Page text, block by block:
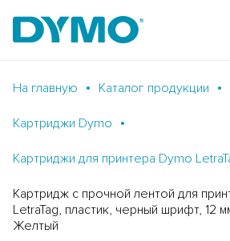
На главную Каталог продукции
Картриджи Dymo
Картриджи для принтера Dymo
Картридж с прочной лентой для
LetraTag, пластик, черный шрифт, 12
Желтый